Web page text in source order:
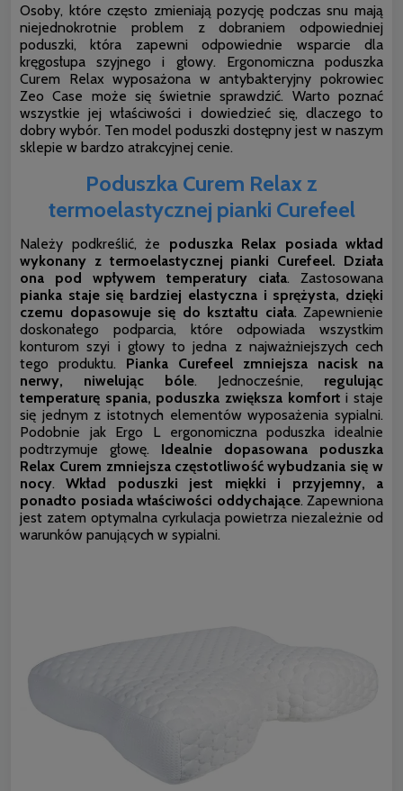
Osoby, które często zmieniają pozycję podczas snu mają
niejednokrotnie problem z dobraniem odpowiedniej
poduszki, która zapewni odpowiednie wsparcie dla
kręgosłupa szyjnego i głowy. Ergonomiczna poduszka
Curem Relax wyposażona w antybakteryjny pokrowiec
Zeo Case może się świetnie sprawdzić. Warto poznać
wszystkie jej właściwości i dowiedzieć się, dlaczego to
dobry wybór. Ten model poduszki dostępny jest w naszym
sklepie w bardzo atrakcyjnej cenie.
Poduszka Curem Relax z
termoelastycznej pianki Curefeel
Należy podkreślić, że poduszka Relax posiada wkład
wykonany z termoelastycznej pianki Curefeel. Działa
ona pod wpływem temperatury ciała. Zastosowana
pianka staje się bardziej elastyczna i sprężysta, dzięki
czemu dopasowuje się do kształtu ciała. Zapewnienie
doskonałego podparcia, które odpowiada wszystkim
konturom szyi i głowy to jedna z najważniejszych cech
tego produktu. Pianka Curefeel zmniejsza nacisk na
nerwy, niwelując bóle. Jednocześnie, regulując
temperaturę spania, poduszka zwiększa komfort i staje
się jednym z istotnych elementów wyposażenia sypialni.
Podobnie jak Ergo L ergonomiczna poduszka idealnie
podtrzymuje głowę. Idealnie dopasowana poduszka
Relax Curem zmniejsza częstotliwość wybudzania się w
nocy.Wkład poduszki jest miękki i przyjemny, a
ponadto posiada właściwości oddychające. Zapewniona
jest zatem optymalna cyrkulacja powietrza niezależnie od
warunków panujących w sypialni.